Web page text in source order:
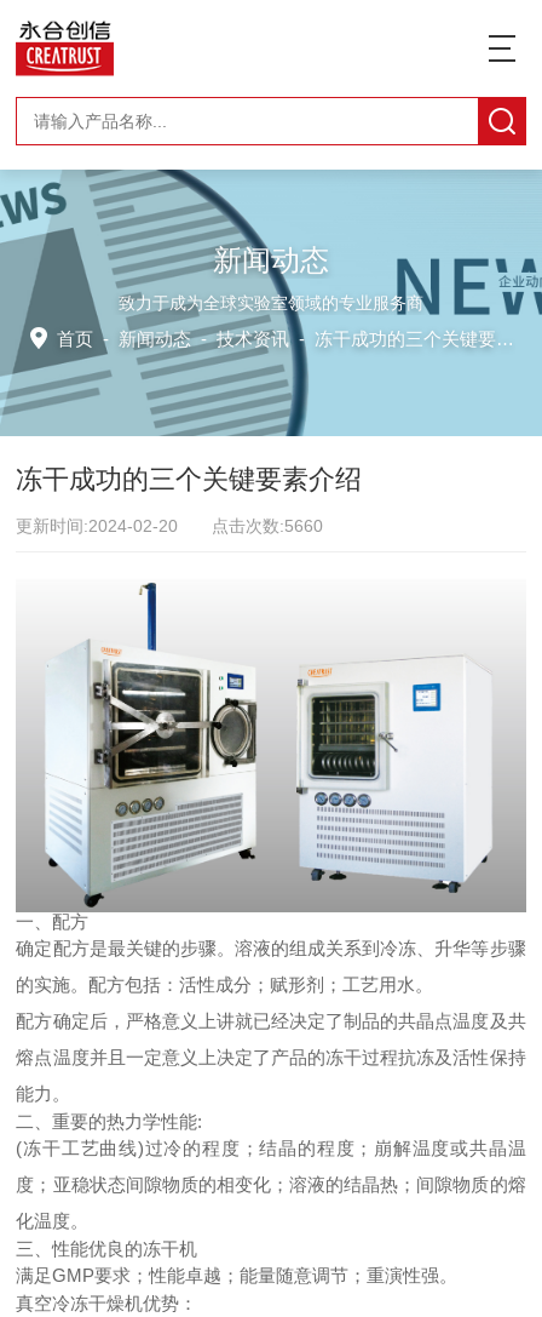
新闻动态
致力于成为全球实验室领域的专业服务商
首页 - 新闻动态-技术资讯 - 冻干成功的三个关键要素介绍
冻干成功的三个关键要素介绍
更新时间:2024-02-20 点击次数:5660
一、配方
确定配方是最关键的步骤。 溶液的组成关系到冷冻、升华等步骤
的实施。配方包括：活性成分；赋形剂；工艺用水。
配方确定后，严格意义上讲就已经决定了制品的共晶点温度及共
熔点温度并且一定意义上决定了产品的冻干过程抗冻及活性保持
能力。
二、重要的热力学性能:
(冻干工艺曲线)过冷的程度；结晶的程度；崩解温度或共晶温
度；亚稳状态间隙物质的相变化；溶液的结晶热；间隙物质的熔
化温度。
三、性能优良的冻干机
满足GMP要求；性能卓越；能量随意调节；重演性强。
真空冷冻干燥机优势：